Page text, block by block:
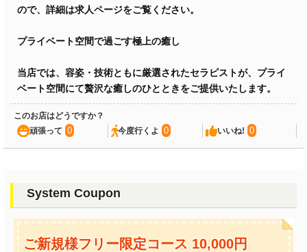
ので、詳細は求人ページをご覧ください。
プライベート空間で過ごす極上の癒し
当店では、容姿・技術ともに厳選されたセラピストが、プライ
ベート空間にて贅沢な癒しのひとときをご提供いたします。
このお店はどうですか？
頑張って 0 今度行くよ 0 いいね! 0
System Coupon
ご新規様フリー限定コース 10,000円